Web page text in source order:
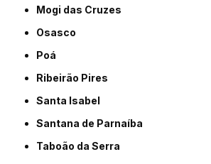
Mogi das Cruzes
Osasco
Poá
Ribeirão Pires
Santa Isabel
Santana de Parnaíba
Taboão da Serra